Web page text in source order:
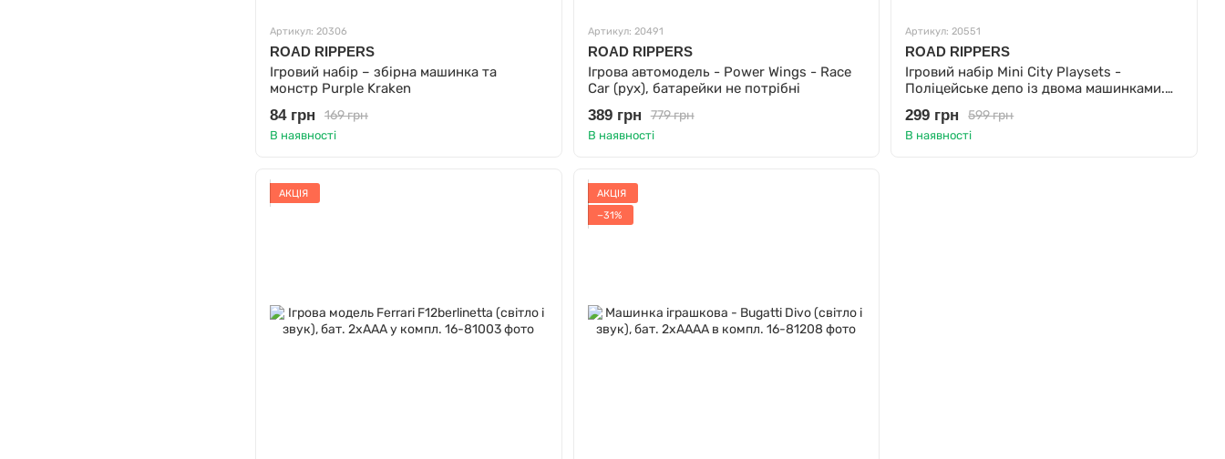
Артикул: 20306
ROAD RIPPERS
Ігровий набір – збірна машинка та
монстр Purple Kraken
169 грн
84 грн
В наявності
Артикул: 20491
ROAD RIPPERS
Ігрова автомодель - Power Wings - Race
Car (рух), батарейки не потрібні
779 грн
389 грн
В наявності
Артикул: 20551
ROAD RIPPERS
Ігровий набір Mini City Playsets -
Поліцейське депо із двома машинками.
599 грн
299 грн
В наявності
АКЦІЯ
АКЦІЯ
−31%